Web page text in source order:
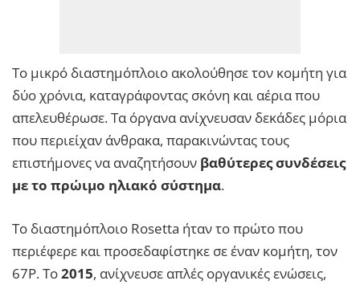
Το μικρό διαστημόπλοιο ακολούθησε τον κομήτη για
δύο χρόνια, καταγράφοντας σκόνη και αέρια που
απελευθέρωσε. Τα όργανα ανίχνευσαν δεκάδες μόρια
που περιείχαν άνθρακα, παρακινώντας τους
επιστήμονες να αναζητήσουν βαθύτερες συνδέσεις
με το πρώιμο ηλιακό σύστημα.
Το διαστημόπλοιο Rosetta ήταν το πρώτο που
περιέφερε και προσεδαφίστηκε σε έναν κομήτη, τον
67P. Το2015, ανίχνευσε απλές οργανικές ενώσεις,